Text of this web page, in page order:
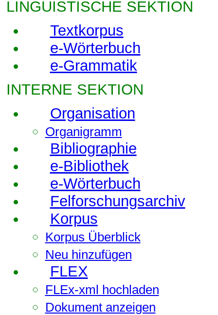
LINGUISTISCHE SEKTION
Textkorpus
e-Wörterbuch
e-Grammatik
INTERNE SEKTION
Organisation
Organigramm
Bibliographie
e-Bibliothek
e-Wörterbuch
Felforschungsarchiv
Korpus
Korpus Überblick
Neu hinzufügen
FLEX
FLEx-xml hochladen
Dokument anzeigen